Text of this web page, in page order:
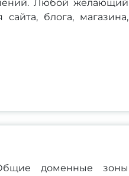
Любой желающий
блога, магазина,
доменные зоны